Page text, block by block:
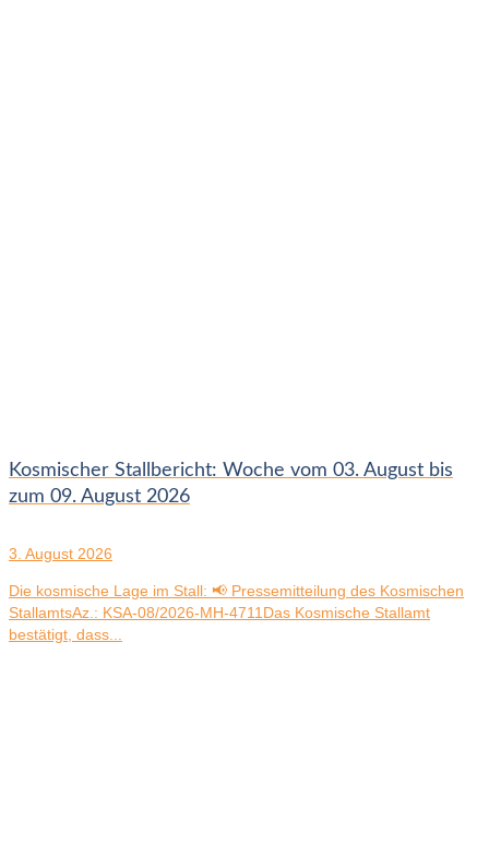
Kosmischer Stallbericht: Woche vom 03. August bis
zum 09. August 2026
3. August 2026
Die kosmische Lage im Stall: 📢 Pressemitteilung des Kosmischen
StallamtsAz.: KSA-08/2026-MH-4711Das Kosmische Stallamt
bestätigt, dass...